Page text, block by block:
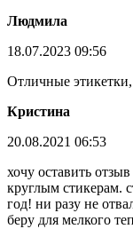
Людмила
18.07.2023 09:56
Отличные
Кристина
20.08.2021 06:53
хочу оставить
круглым стикерам.
год! ни разу не
беру для мелкого